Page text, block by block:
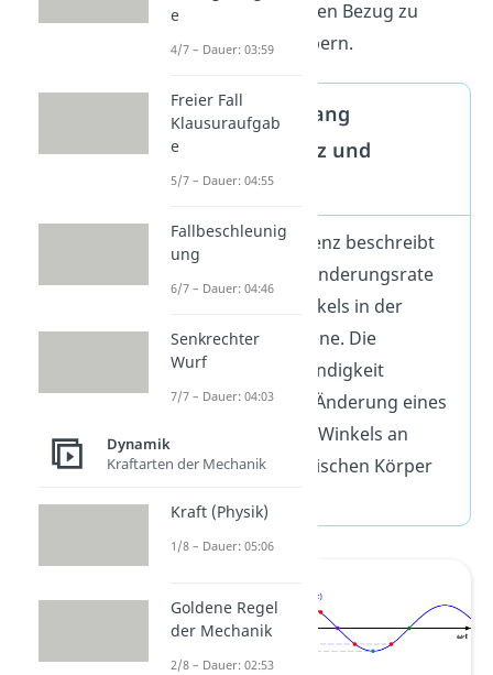
hat keinen direkten Bezug zu
rotierenden Körpern.
Zusammenhang
Kreisfrequenz und
Frequenz
Die Kreisfrequenz beschreibt
die Abstrakte Änderungsrate
des Phasenwinkels in der
komplexen Ebene. Die
Winkelgeschwindigkeit
beschreibt die Änderung eines
physikalischen Winkels an
einem physikalischen Körper
e
4/7 – Dauer: 03:59
Freier Fall
Klausuraufgab
e
5/7 – Dauer: 04:55
Fallbeschleunig
ung
6/7 – Dauer: 04:46
Senkrechter
Wurf
7/7 – Dauer: 04:03
Dynamik
Kraftarten der Mechanik
Kraft (Physik)
1/8 – Dauer: 05:06
Goldene Regel
der Mechanik
2/8 – Dauer: 02:53